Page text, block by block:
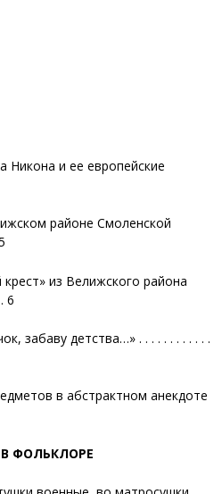
Никона и ее европейские
районе Смоленской
из Велижского района
6
забаву детства…» . . . . . . . . . . . .
в абстрактном анекдоте
ФОЛЬКЛОРЕ